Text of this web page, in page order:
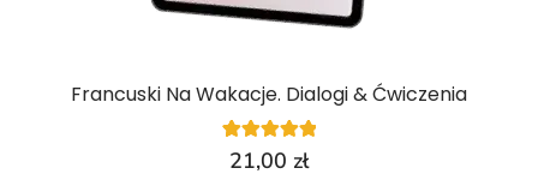
Francuski Na Wakacje. Dialogi & Ćwiczenia
Oceniony
5.00
21,00 zł